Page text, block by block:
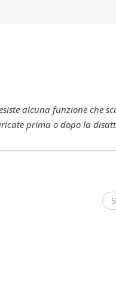
alcuna funzione che
prima o dopo la